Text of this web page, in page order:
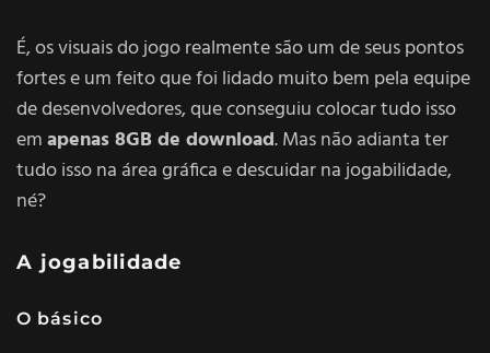
É, os visuais do jogo realmente são um de seus pontos
fortes e um feito que foi lidado muito bem pela equipe
de desenvolvedores, que conseguiu colocar tudo isso
emapenas 8GB de download. Mas não adianta ter
tudo isso na área gráfica e descuidar na jogabilidade,
né?
A jogabilidade
O básico